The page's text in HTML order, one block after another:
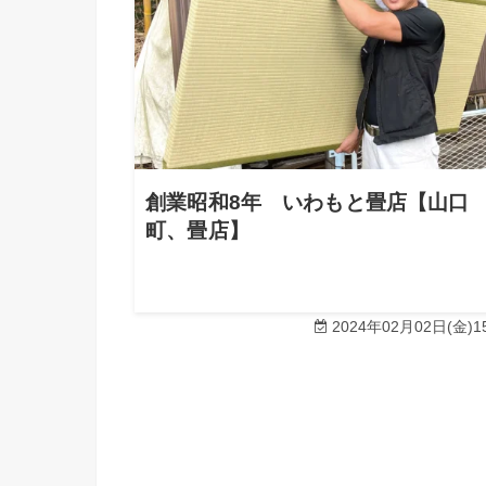
創業昭和8年 いわもと畳店【山口
町、畳店】
2024年02月02日(金